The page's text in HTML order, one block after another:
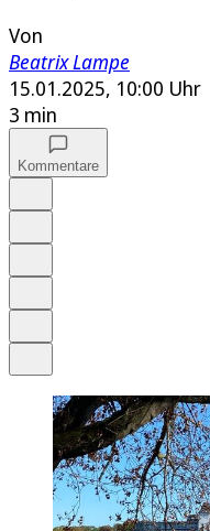
Von
Beatrix Lampe
15.01.2025, 10:00 Uhr
3 min
Kommentare